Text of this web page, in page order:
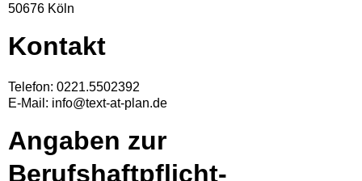
50676 Köln
Kontakt
Telefon: 0221.5502392
E-Mail: info@text-at-plan.de
Angaben zur
Berufshaftpflicht-